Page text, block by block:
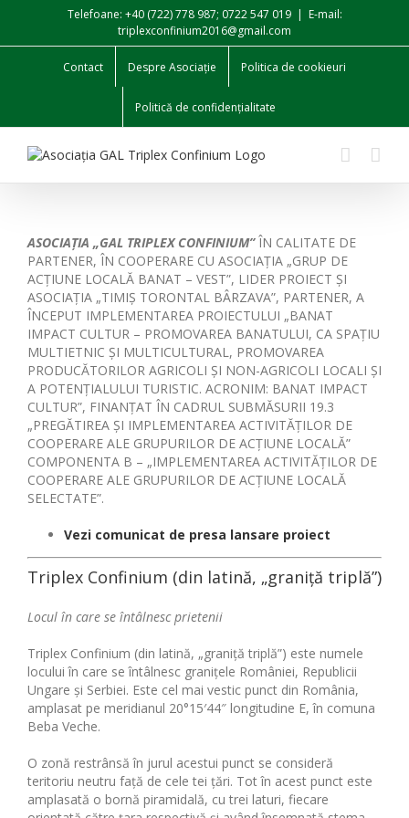
content
Telefoane: +40 (722) 778 987; 0722 547 019 | E-mail:
triplexconfinium2016@gmail.com
Contact Despre Asociație Politica de cookieuri
Politică de confidențialitate
ASOCIAȚIA „GAL TRIPLEX CONFINIUM”ÎN CALITATE DE
PARTENER, ÎN COOPERARE CU ASOCIAȚIA „GRUP DE
ACȚIUNE LOCALĂ BANAT – VEST”, LIDER PROIECT ȘI
ASOCIAȚIA „TIMIȘ TORONTAL BÂRZAVA”, PARTENER, A
ÎNCEPUT IMPLEMENTAREA PROIECTULUI „BANAT
IMPACT CULTUR – PROMOVAREA BANATULUI, CA SPAȚIU
MULTIETNIC ȘI MULTICULTURAL, PROMOVAREA
PRODUCĂTORILOR AGRICOLI ȘI NON-AGRICOLI LOCALI ȘI
A POTENȚIALULUI TURISTIC. ACRONIM: BANAT IMPACT
CULTUR”, FINANȚAT ÎN CADRUL SUBMĂSURII 19.3
„PREGĂTIREA ȘI IMPLEMENTAREA ACTIVITĂȚILOR DE
COOPERARE ALE GRUPURILOR DE ACȚIUNE LOCALĂ”
COMPONENTA B – „IMPLEMENTAREA ACTIVITĂȚILOR DE
COOPERARE ALE GRUPURILOR DE ACȚIUNE LOCALĂ
SELECTATE”.
Vezi comunicat de presa lansare proiect
Triplex Confinium (din latină, „graniţă triplă”)
Locul în care se întâlnesc prietenii
Triplex Confinium (din latină, „graniţă triplă”) este numele
locului în care se întâlnesc graniţele României, Republicii
Ungare şi Serbiei. Este cel mai vestic punct din România,
amplasat pe meridianul 20°15′44″ longitudine E, în comuna
Beba Veche.
O zonă restrânsă în jurul acestui punct se consideră
teritoriu neutru faţă de cele tei ţări. Tot în acest punct este
amplasată o bornă piramidală, cu trei laturi, fiecare